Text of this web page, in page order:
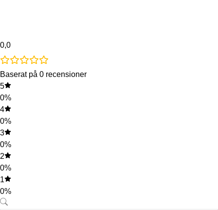
0,0
Baserat på 0 recensioner
5
0%
4
0%
3
0%
2
0%
1
0%